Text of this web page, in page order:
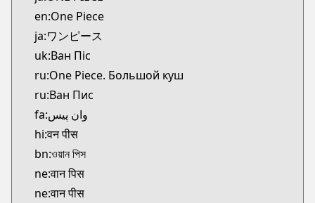
Kitsu
CDJapan
CDJapan
https://www.anime-planet.com/manga/https://
MangaUpdates
MangaUpdates
https://www.mangaupdates.com/
Book☆Walker
https://bookwalker.jp/series/13002/list
Official English
en:One Piece
ja:ワンピース
uk:Ван Піс
ru:One Piece. Большой куш
ru:Ван Пис
fa:وان پیس
hi:वन पीस
bn:ওয়ান পিস
ne:वान पिस
ne:वान पीस